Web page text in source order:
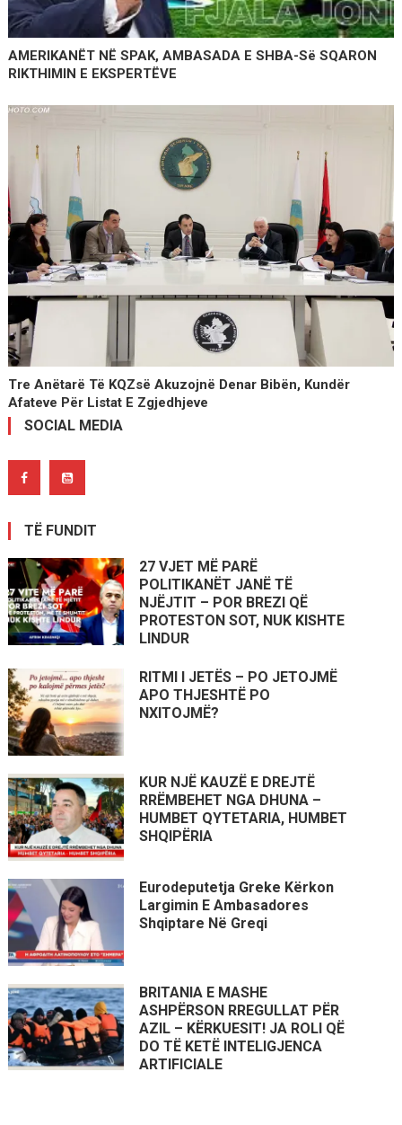
AMERIKANËT NË SPAK, AMBASADA E SHBA-Së SQARON
RIKTHIMIN E EKSPERTËVE
Tre Anëtarë Të KQZ­së Akuzojnë Denar Bibën, Kundër
Afateve Për Listat E Zgjedhjeve
SOCIAL MEDIA
TË FUNDIT
27 VJET MË PARË
POLITIKANËT JANË TË
NJËJTIT – POR BREZI QË
PROTESTON SOT, NUK KISHTE
LINDUR
RITMI I JETËS – PO JETOJMË
APO THJESHTË PO
NXITOJMË?
KUR NJË KAUZË E DREJTË
RRËMBEHET NGA DHUNA –
HUMBET QYTETARIA, HUMBET
SHQIPËRIA
Eurodeputetja Greke Kërkon
Largimin E Ambasadores
Shqiptare Në Greqi
BRITANIA E MASHE
ASHPËRSON RREGULLAT PËR
AZIL – KËRKUESIT! JA ROLI QË
DO TË KETË INTELIGJENCA
ARTIFICIALE